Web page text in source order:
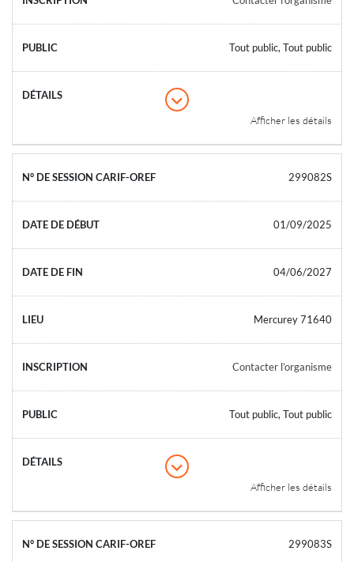
Tout public, Tout public
Afficher les détails
299082S
01/09/2025
04/06/2027
Mercurey 71640
Contacter l’organisme
Tout public, Tout public
Afficher les détails
299083S